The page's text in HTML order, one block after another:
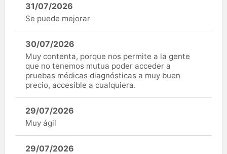
31/07/2026
Se puede mejorar
30/07/2026
Muy contenta, porque nos permite a la gente
que no tenemos mutua poder acceder a
pruebas médicas diagnósticas a muy buen
precio, accesible a cualquiera.
29/07/2026
Muy ágil
29/07/2026